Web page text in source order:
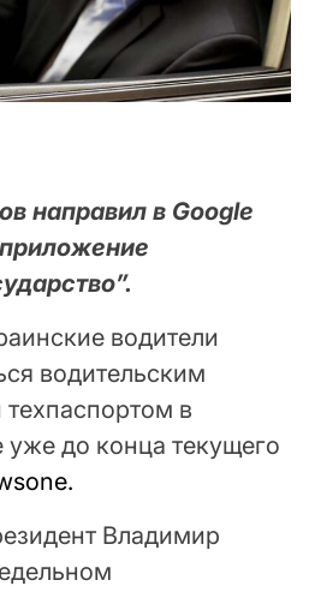
направил в Google
водители
водительским
в
уже до конца текущего
Владимир